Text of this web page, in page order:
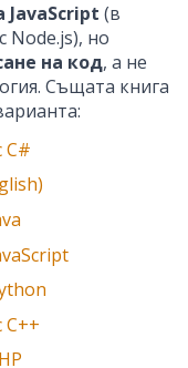
JavaScript (в
Node.js), но
на код, а не
Същата книга
C#